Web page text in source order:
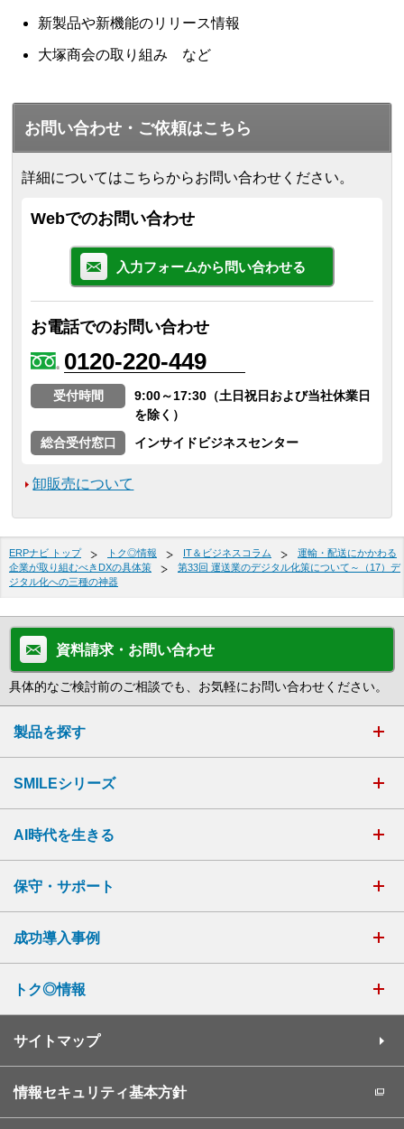
新製品や新機能のリリース情報
大塚商会の取り組み など
お問い合わせ・ご依頼はこちら
詳細についてはこちらからお問い合わせください。
Webでのお問い合わせ
入力フォームから問い合わせる
お電話でのお問い合わせ
0120-220-449
受付時間
9:00～17:30（土日祝日および当社休業日
を除く）
総合受付窓口
インサイドビジネスセンター
卸販売について
ERPナビ トップ トク◎情報 IT＆ビジネスコラム
運輸・配送にかかわる
企業が取り組むべきDXの具体策
第33回 運送業のデジタル化策について～（17）デ
ジタル化への三種の神器
資料請求・お問い合わせ
具体的なご検討前のご相談でも、お気軽にお問い合わせください。
製品を探す
SMILEシリーズ
AI時代を生きる
保守・サポート
成功導入事例
トク◎情報
サイトマップ
情報セキュリティ基本方針